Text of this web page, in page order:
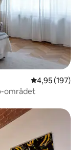
4,95 ud af 5 i
4,95 (197)
området